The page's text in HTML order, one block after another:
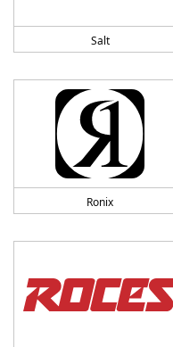
Salt
Ronix